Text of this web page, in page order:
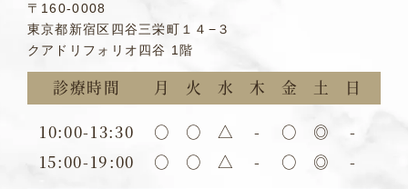
〒160-0008
東京都新宿区四谷三栄町１４−３
クアドリフォリオ四谷 1階
診療時間 月 火 水 木 金 土 日
10:00-13:30 ○ ○ △ - ○ ◎
-
15:00-19:00
○ ○ △ - ○ ◎ -